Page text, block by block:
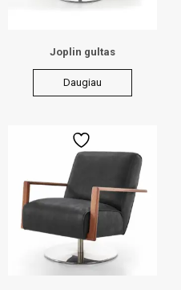
Joplin gultas
Daugiau